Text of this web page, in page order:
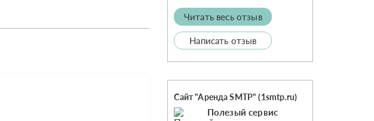
Читать весь отзыв
Написать отзыв
Сайт "Аренда SMTP" (1smtp.ru)
Полезый сервис